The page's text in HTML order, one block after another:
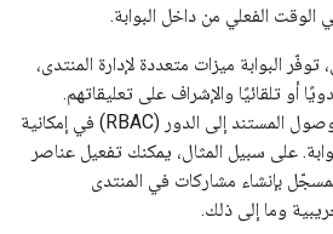
الفعلي من داخل البوابة.
توفّر البوابة ميزات متعددة لإدارة المنتدى،
أو تلقائيًا والإشراف على تعليقاتهم.
يتحكّم نموذج التحكّم في الوصول المستند إلى الدور (RBAC) في إمكانية
على سبيل المثال، يمكنك تفعيل عناصر
بإنشاء مشاركات في المنتدى
وما إلى ذلك.